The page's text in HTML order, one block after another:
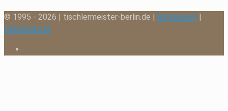
© 1995 - 2026 | tischlermeister-berlin.de | Impressum
Datenschutz